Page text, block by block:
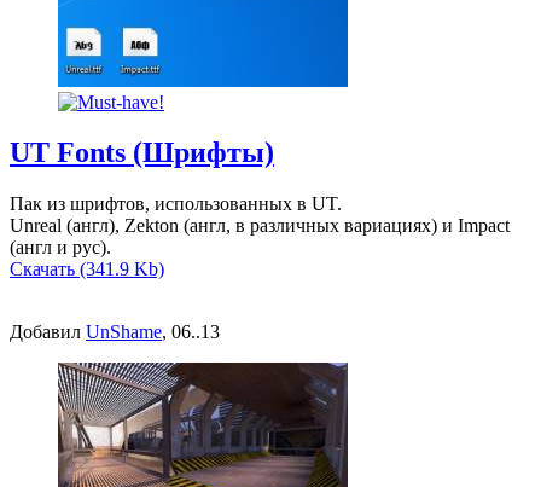
UT Fonts (Шрифты)
Пак из шрифтов, использованных в UT.
Unreal (англ), Zekton (англ, в различных вариациях) и Impact
(англ и рус).
Скачать (341.9 Kb)
Добавил UnShame, 06..13